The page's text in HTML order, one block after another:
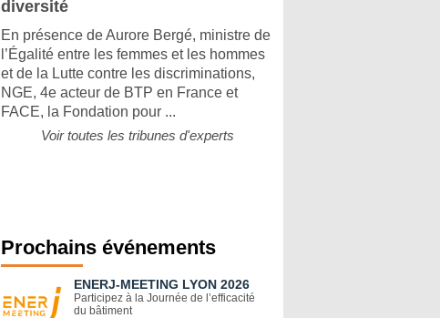
diversité
En présence de Aurore Bergé, ministre de
l’Égalité entre les femmes et les hommes
et de la Lutte contre les discriminations,
NGE, 4e acteur de BTP en France et
FACE, la Fondation pour ...
Voir toutes les tribunes d'experts
Prochains événements
ENERJ-MEETING LYON 2026
Participez à la Journée de l’efficacité
du bâtiment